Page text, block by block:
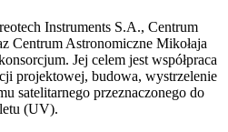
Instruments S.A., Centrum
Centrum Astronomiczne Mikołaja
Jej celem jest współpraca
projektowej, budowa, wystrzelenie
satelitarnego przeznaczonego do
(UV).